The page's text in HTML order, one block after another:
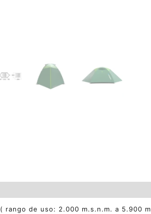
rango de uso: 2.000 m.s.n.m. a 5.900